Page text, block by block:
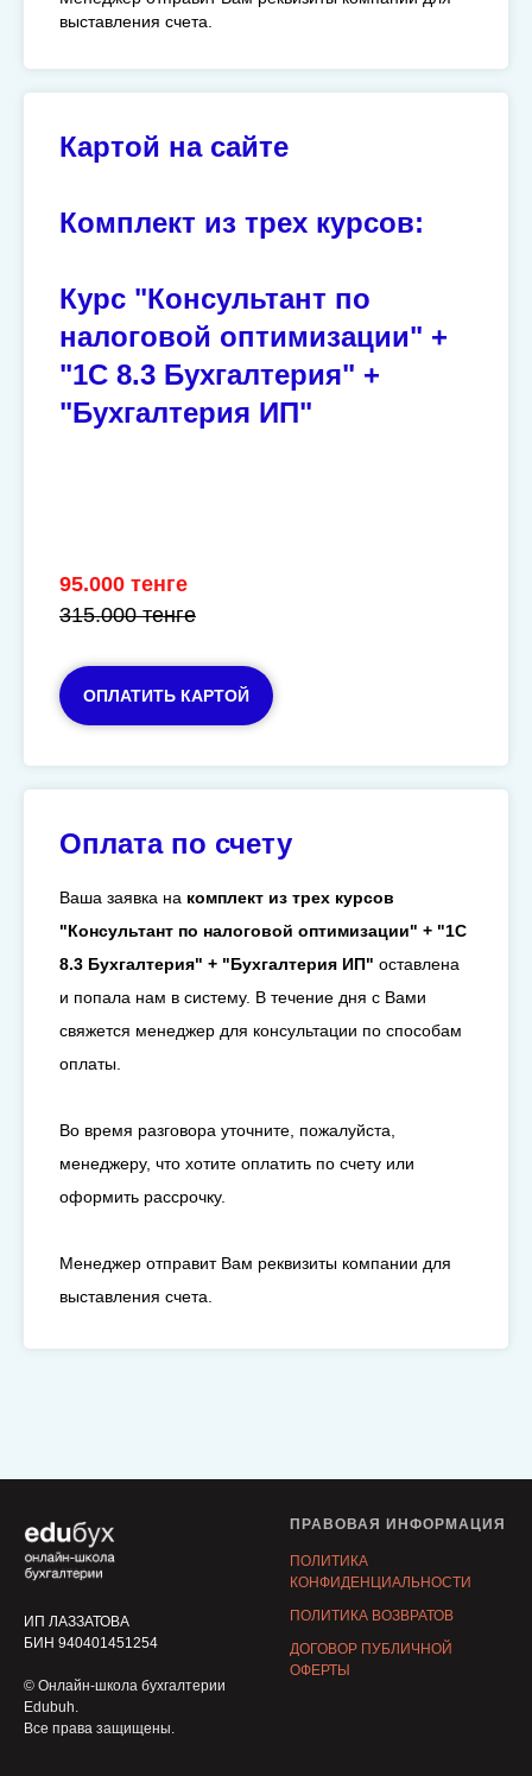
выставления счета.
Картой на сайте
Комплект из трех курсов:
Курс "Консультант по
налоговой оптимизации" +
"1С 8.3 Бухгалтерия" +
"Бухгалтерия ИП"
95.000 тенге
315.000 тенге
ОПЛАТИТЬ КАРТОЙ
Оплата по счету
Ваша заявка на комплект из трех курсов
"Консультант по налоговой оптимизации" + "1С
8.3 Бухгалтерия" + "Бухгалтерия ИП" оставлена
и попала нам в систему. В течение дня с Вами
свяжется менеджер для консультации по способам
оплаты.
Во время разговора уточните, пожалуйста,
менеджеру, что хотите оплатить по счету или
оформить рассрочку.
Менеджер отправит Вам реквизиты компании для
выставления счета.
ИП ЛАЗЗАТОВА
БИН 940401451254
© Онлайн-школа бухгалтерии
Edubuh.
Все права защищены.
ПРАВОВАЯ ИНФОРМАЦИЯ
ПОЛИТИКА
КОНФИДЕНЦИАЛЬНОСТИ
ПОЛИТИКА ВОЗВРАТОВ
ДОГОВОР ПУБЛИЧНОЙ
ОФЕРТЫ